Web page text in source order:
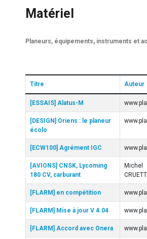
Matériel
Planeurs, équipements, instruments et
Titre Auteur
[ESSAIS] Alatus-M
[DESIGN] Oriens : le planeur
écolo
[ECW100] Agrément IGC
[AVIONS] CNSK, Lycoming
180 CV, carburant
Michel
[FLARM] en compétition
[FLARM] Mise à jour V 4.04
[FLARM] Accord avec Onera